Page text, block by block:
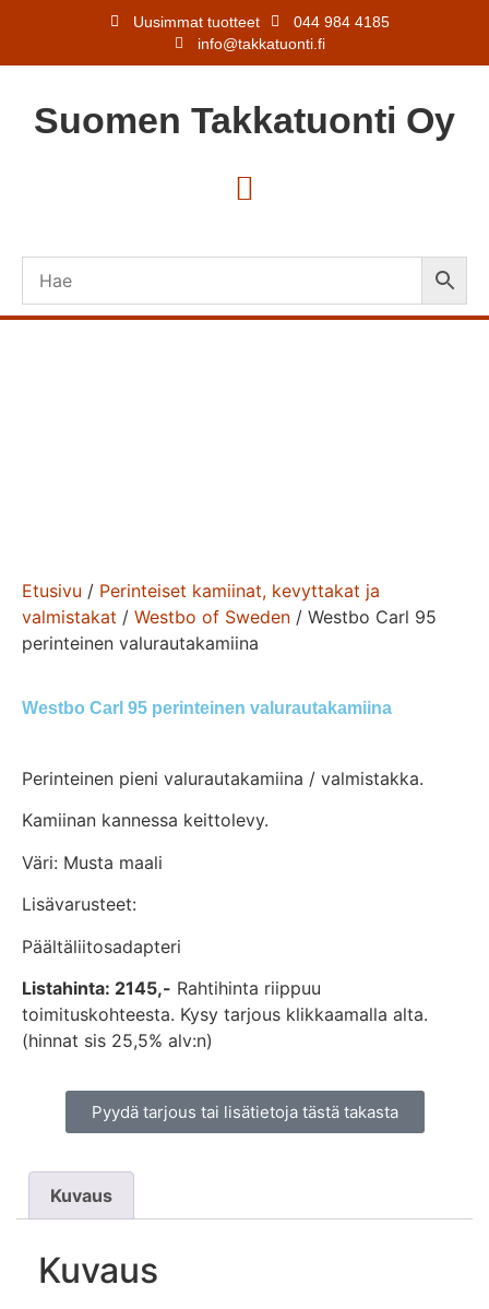
Uusimmat tuotteet
044 984 4185
info@takkatuonti.fi
Suomen Takkatuonti Oy
Etusivu / Perinteiset kamiinat, kevyttakat ja
valmistakat / Westbo of Sweden / Westbo Carl 95
perinteinen valurautakamiina
Westbo Carl 95 perinteinen valurautakamiina
Perinteinen pieni valurautakamiina / valmistakka.
Kamiinan kannessa keittolevy.
Väri: Musta maali
Lisävarusteet:
Päältäliitosadapteri
Listahinta: 2145,- Rahtihinta riippuu
toimituskohteesta. Kysy tarjous klikkaamalla alta.
(hinnat sis 25,5% alv:n)
Pyydä tarjous tai lisätietoja tästä takasta
Kuvaus
Kuvaus